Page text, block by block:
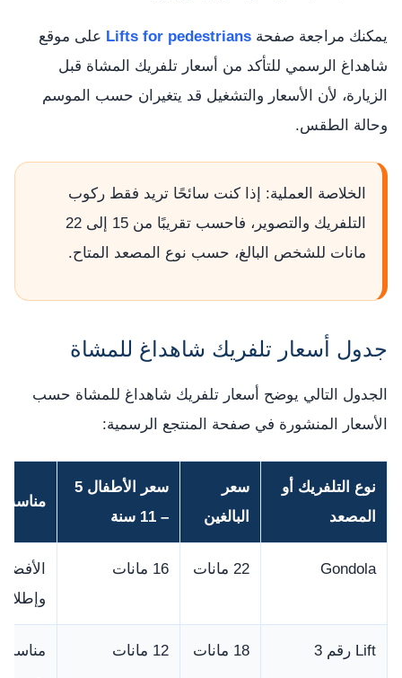
يمكنك مراجعة صفحة Lifts for pedestrians على موقع
شاهداغ الرسمي للتأكد من أسعار تلفريك المشاة قبل
الزيارة، لأن الأسعار والتشغيل قد يتغيران حسب الموسم
وحالة الطقس.
الخلاصة العملية: إذا كنت سائحًا تريد فقط ركوب
التلفريك والتصوير، فاحسب تقريبًا من 15 إلى 22
مانات للشخص البالغ، حسب نوع المصعد المتاح.
جدول أسعار تلفريك شاهداغ للمشاة
الجدول التالي يوضح أسعار تلفريك شاهداغ للمشاة حسب
الأسعار المنشورة في صفحة المنتجع الرسمية:
نوع التلفريك أو
المصعد
سعر
البالغين
سعر الأطفال 5
– 11 سنة
Gondola 22 مانات 16 مانات
Lift رقم 3 18 مانات 12 مانات
مناسب